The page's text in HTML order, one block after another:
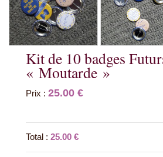
Kit de 10 badges
« Moutarde »
Prix :25.00 €
Total :25.00 €